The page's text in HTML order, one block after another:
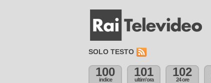
SOLO TESTO
100
indice
101
ultim'ora
102
24 ore